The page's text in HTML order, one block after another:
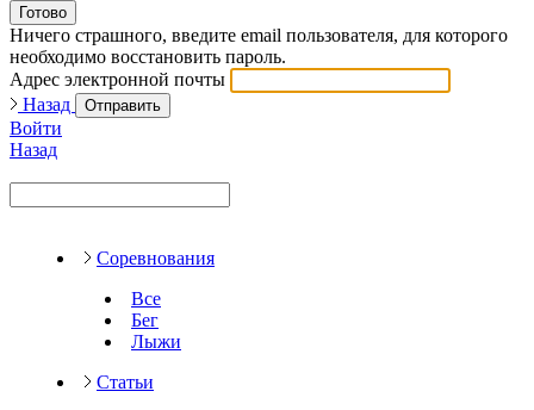
Готово
Ничего страшного, введите email пользователя, для которого
необходимо восстановить пароль.
Адрес электронной почты
Назад
Отправить
Войти
Назад
Соревнования
Все
Бег
Лыжи
Статьи